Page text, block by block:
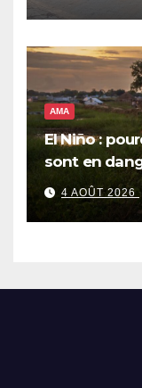
AMA
El Niño :
sont en
4 AOÛT 2026